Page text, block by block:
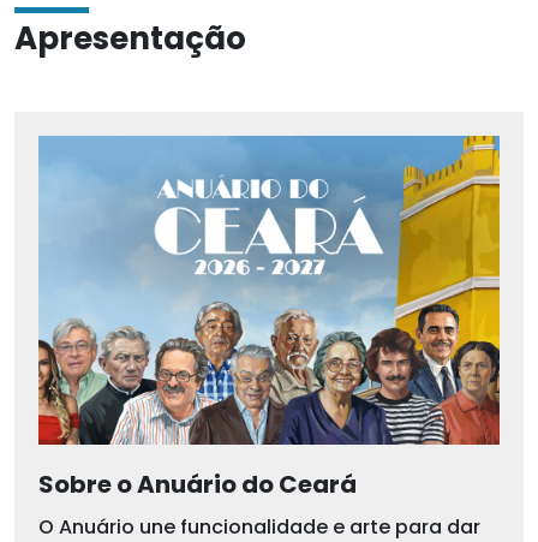
Apresentação
Sobre o Anuário do Ceará
O Anuário une funcionalidade e arte para dar